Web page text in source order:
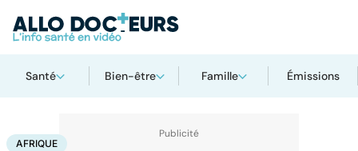
Santé Bien-être Famille Émissions
AccueilSanté Maladies neurologiques
AFRIQUE